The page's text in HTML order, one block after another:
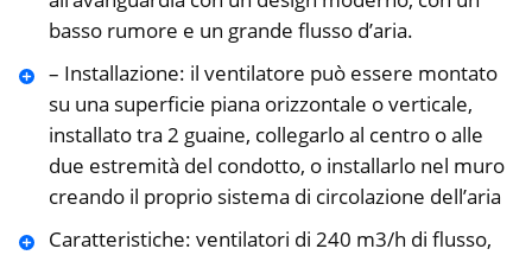
basso rumore e un grande flusso d’aria.
– Installazione: il ventilatore può essere montato
su una superficie piana orizzontale o verticale,
installato tra 2 guaine, collegarlo al centro o alle
due estremità del condotto, o installarlo nel muro
creando il proprio sistema di circolazione dell’aria
Caratteristiche: ventilatori di 240 m3/h di flusso,